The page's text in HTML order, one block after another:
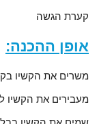
קערת הגשה
אופן ההכנה:
משרים את הקשיו בקערת
מעבירים את הקשיו